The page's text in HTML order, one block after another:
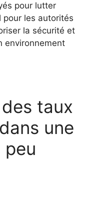
pour lutter
pour les autorités
la sécurité et
environnement
taux
une
peu